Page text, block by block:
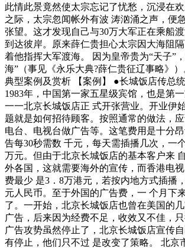
此情此景竟然使太宗忘记了忧愁，沉浸在
之际，太宗忽闻帐外有波 涛汹涌之声，便
张望。这才发现自己与30万大军正在乘船
到达彼岸。原来薛仁贵担心太宗因大海阻
着他指挥大军渡海。 因为皇帝贵为“天子”
海”（事见《永乐大典?薛仁贵征辽事略》
典型案例及赏析 【案例】 ●长城饭店传总
1983年，中国第一家五星级宾馆，也是第
一一北京长城饭店正 式开张营业。开业伊
题就是如何招待顾客。按照通常的做法，应
电台、电视台做广告等。这笔费用是十分
告每30秒需数 千元，每天需插播几次，一
万元。但由于北京长城饭店的基本客户来
外各国，这就需要海外的宣传，而香港电
费最少 是3．8万港元，若按内地方式插播
元人民币。至于外国的广告费，一 个月下
了。一开始，北京长城饭店也曾在美国的
广告，后来因为经费不足，收效又不佳，只
广告攻势虽然停止了，北京长城饭店宣传
有停止，他们只不过 是改变了策略。 北京